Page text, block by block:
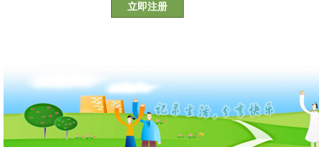
立即注册